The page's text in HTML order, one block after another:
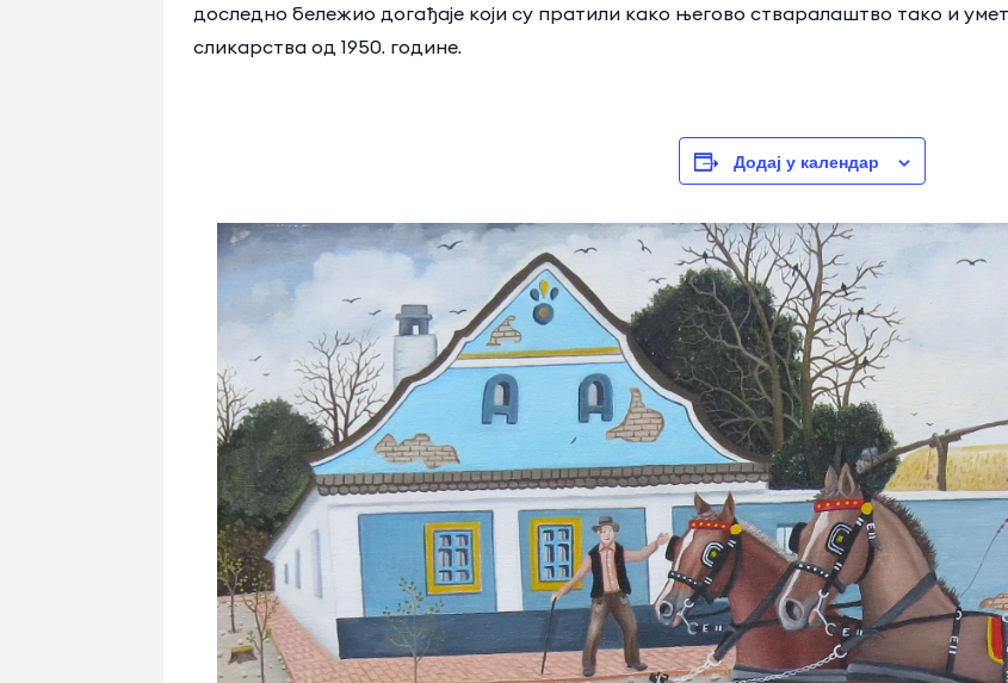
доследно бележио догађаје који су пратили како његово стваралаштво тако и
сликарства од 1950. године.
Додај у календар